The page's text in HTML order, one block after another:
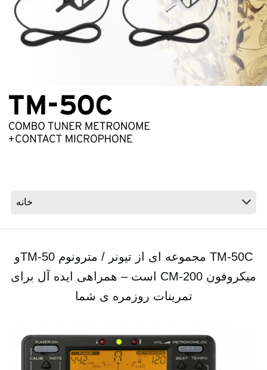
پشتیبانی
نمایندگی ها
درباره ی KORG
TM-50C‎‏ مجموعه ای از تیونر / مترونوم ‏TM-50‎و
میکروفون ‏CM-200‎‏ است – همراهی ‏ایده آل برای
تمرینات روزمره ی شما